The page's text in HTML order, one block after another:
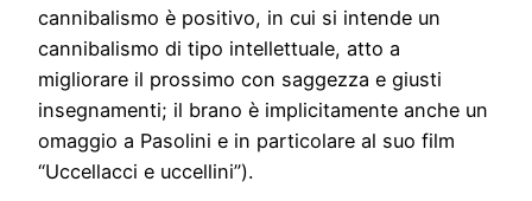
cannibalismo è positivo, in cui si intende un
cannibalismo di tipo intellettuale, atto a
migliorare il prossimo con saggezza e giusti
insegnamenti; il brano è implicitamente anche un
omaggio a Pasolini e in particolare al suo film
“Uccellacci e uccellini”).